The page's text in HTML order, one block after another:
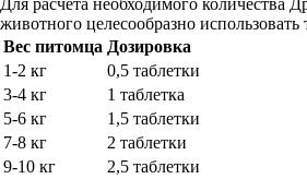
Для расчёта необходимого количества
животного целесообразно использовать
Вес питомца Дозировка
1-2 кг
0,5 таблетки
3-4 кг
1 таблетка
5-6 кг
1,5 таблетки
7-8 кг
2 таблетки
9-10 кг
2,5 таблетки